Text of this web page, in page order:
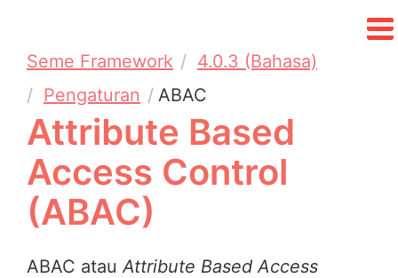
Seme Framework
4.0.3 (Bahasa)
Pengaturan
ABAC
Attribute Based
Access Control
(ABAC)
ABAC atauAttribute Based Access